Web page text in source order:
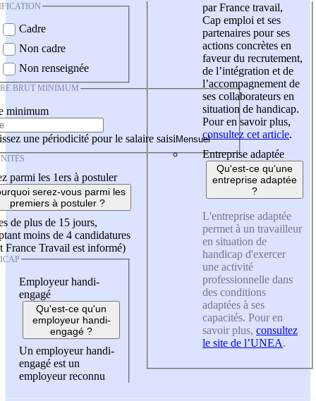
Cadre
Non cadre
Non renseignée
BRUT MINIMUM
minimum
une périodicité pour le salaire saisi
parmi les 1ers à postuler
serez-vous parmi les
premiers à postuler ?
de plus de 15 jours,
moins de 4 candidatures
France Travail est informé)
Employeur handi-
engagé
Qu'est-ce qu'un
employeur handi-
engagé ?
Un employeur handi-
engagé est un
employeur reconnu
par France travail,
Cap emploi et ses
partenaires pour ses
actions concrètes en
faveur du recrutement,
de l’intégration et de
l’accompagnement de
ses collaborateurs en
situation de handicap.
Pour en savoir plus,
consultez cet article.
Entreprise adaptée
Qu'est-ce qu'une
entreprise adaptée
?
L'entreprise adaptée
permet à un travailleur
en situation de
handicap d'exercer
une activité
professionnelle dans
des conditions
adaptées à ses
capacités. Pour en
savoir plus, consultez
le site de l’UNEA.